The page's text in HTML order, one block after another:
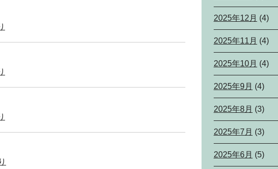
2025年12月 (4)
2025年11月 (4)
2025年10月 (4)
2025年9月 (4)
2025年8月 (3)
2025年7月 (3)
2025年6月 (5)